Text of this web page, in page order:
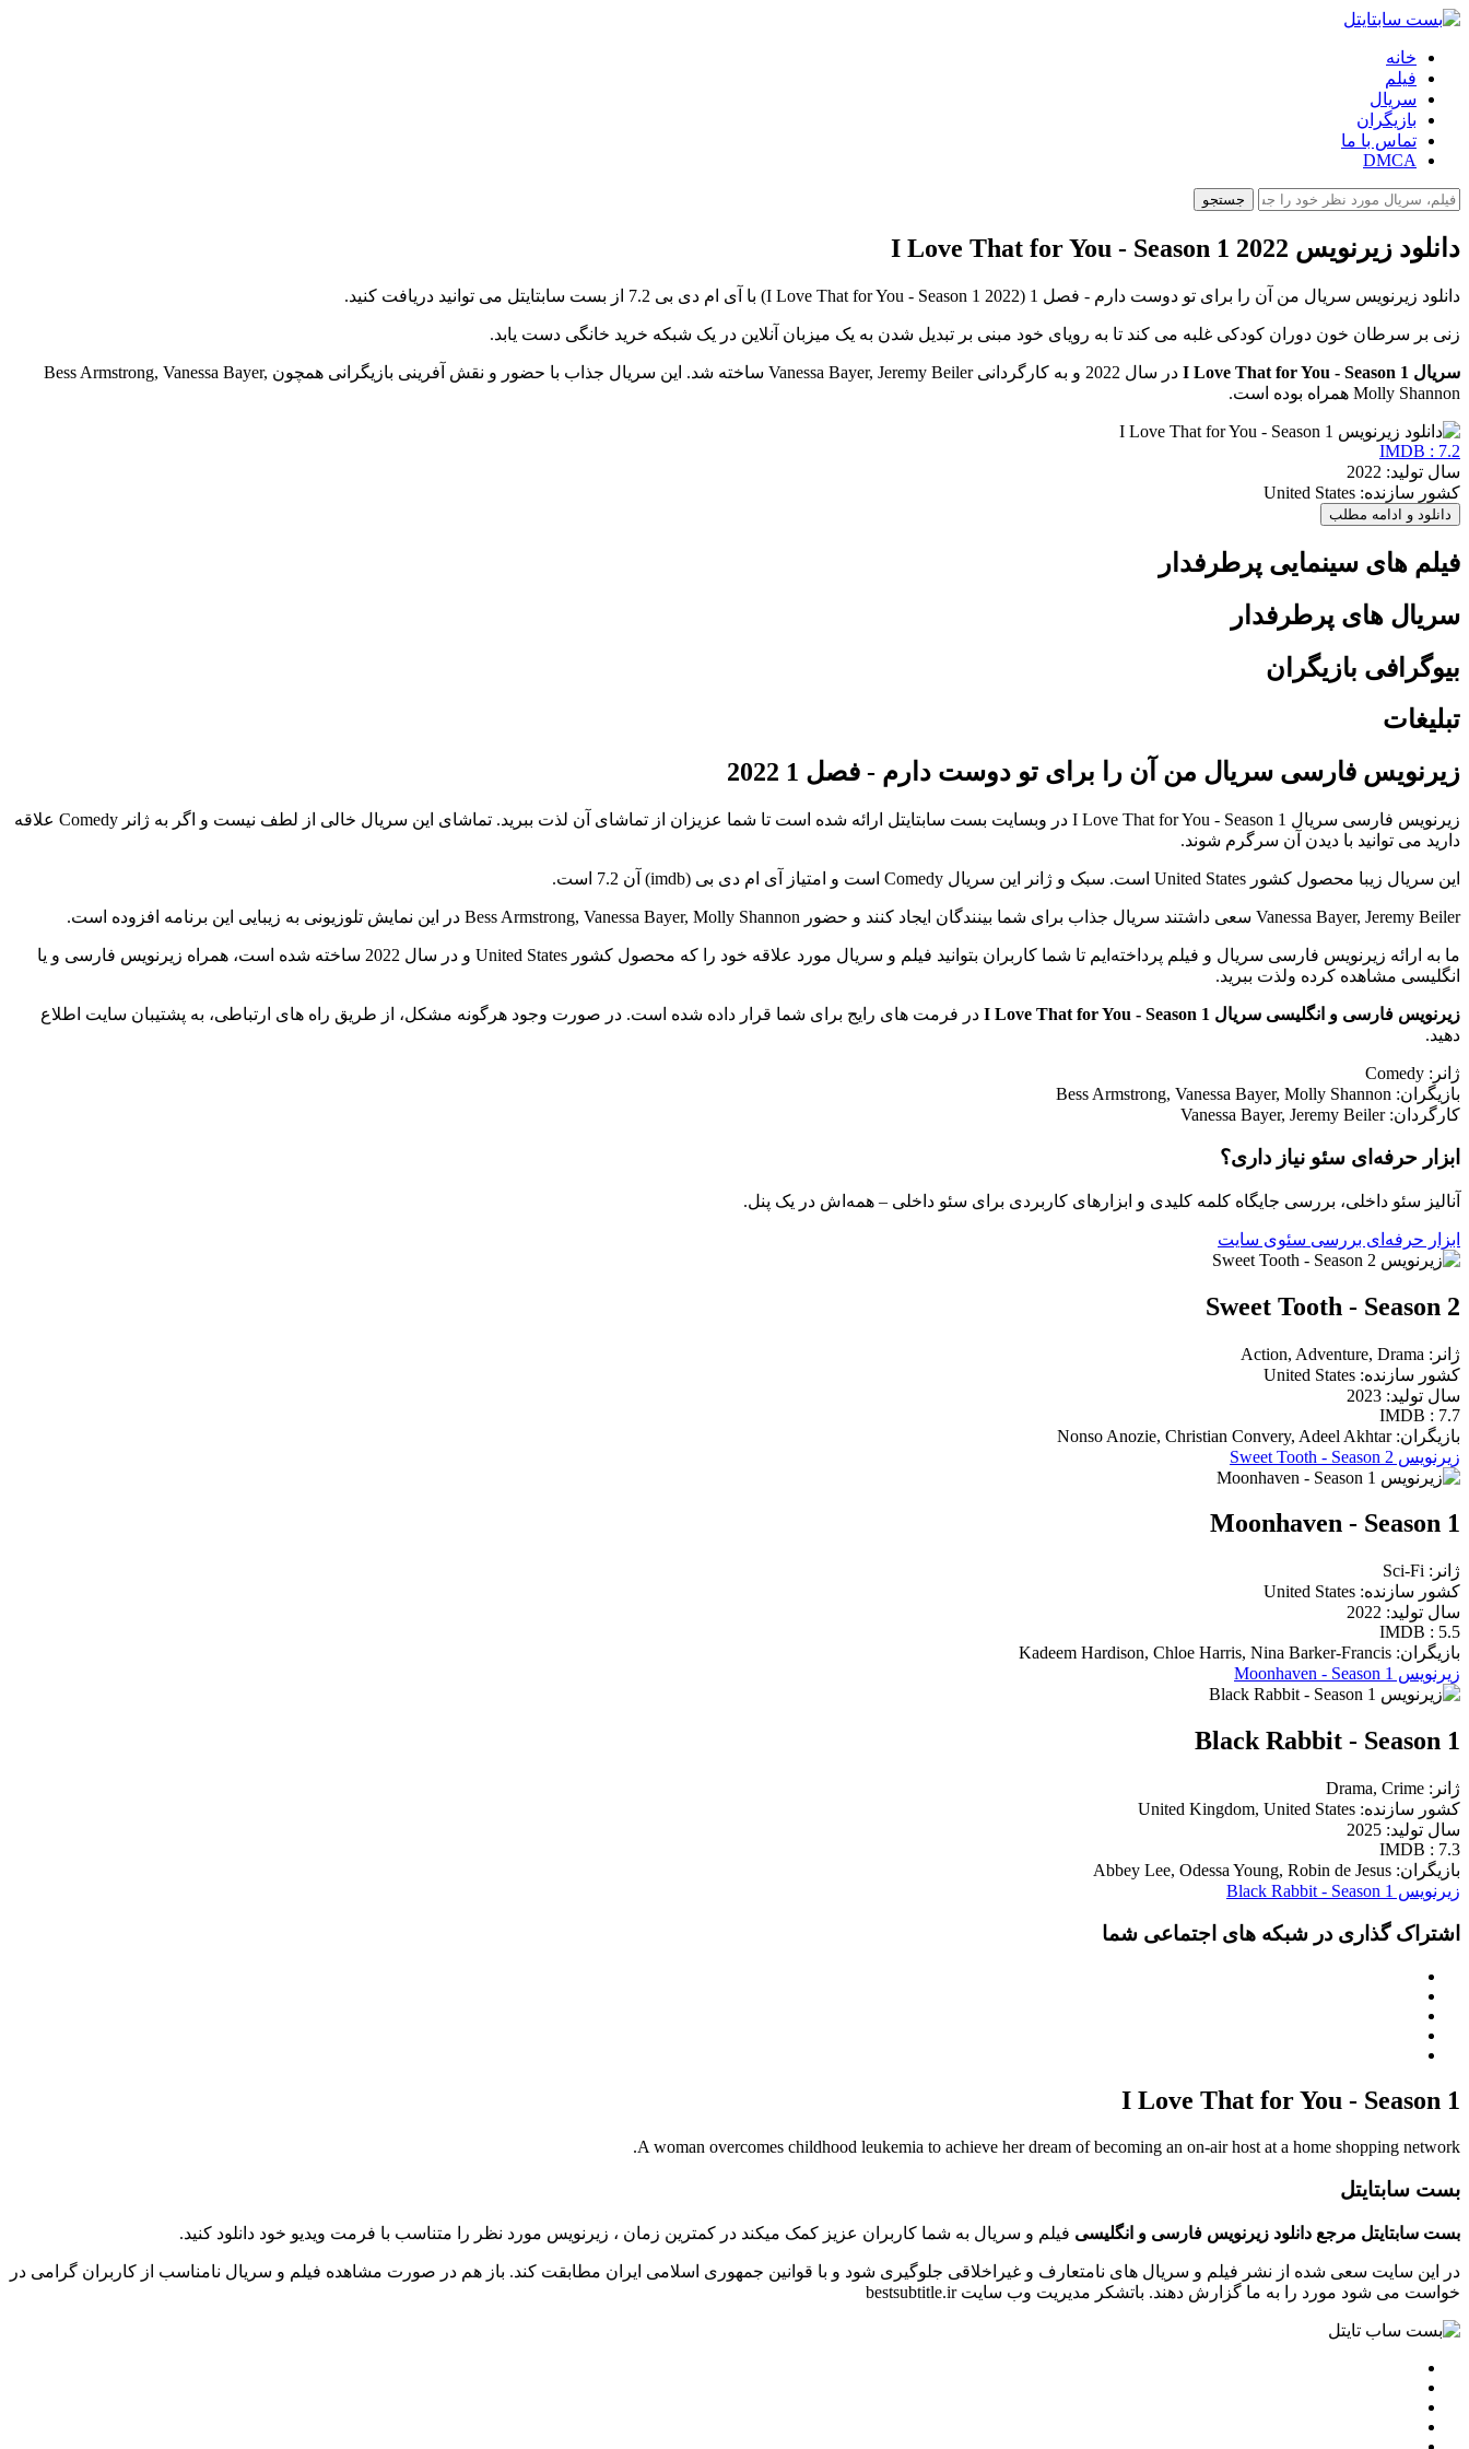
خانه
فیلم
سریال
بازیگران
تماس با ما
DMCA
جستجو
دانلود زیرنویس I Love That for You - Season 1 2022
دانلود زیرنویس سریال من آن را برای تو دوست دارم - فصل 1 (I Love That for You - Season 1 2022) با آی ام دی بی 7.2 از بست سابتایتل می توانید دریافت کنید.
زنی بر سرطان خون دوران کودکی غلبه می کند تا به رویای خود مبنی بر تبدیل شدن به یک میزبان آنلاین در یک شبکه خرید خانگی دست یابد.
سریال I Love That for You - Season 1
در سال 2022 و به کارگردانی Vanessa Bayer, Jeremy Beiler ساخته شد. این سریال جذاب با حضور و نقش آفرینی بازیگرانی همچون Bess Armstrong, Vanessa Bayer,
Molly Shannon همراه بوده است.
IMDB : 7.2
سال تولید: 2022
کشور سازنده: United States
دانلود و ادامه مطلب
فیلم های سینمایی پرطرفدار
سریال های پرطرفدار
بیوگرافی بازیگران
تبلیغات
زیرنویس فارسی سریال من آن را برای تو دوست دارم - فصل 1 2022
زیرنویس فارسی سریال I Love That for You - Season 1 در وبسایت بست سابتایتل ارائه شده است تا شما عزیزان از تماشای آن لذت ببرید. تماشای این سریال خالی از لطف نیست و اگر به ژانر Comedy علاقه
دارید می توانید با دیدن آن سرگرم شوند.
این سریال زیبا محصول کشور United States است. سبک و ژانر این سریال Comedy است و امتیاز آی ام دی بی (imdb) آن 7.2 است.
Vanessa Bayer, Jeremy Beiler سعی داشتند سریال جذاب برای شما بینندگان ایجاد کنند و حضور Bess Armstrong, Vanessa Bayer, Molly Shannon در این نمایش تلوزیونی به زیبایی این برنامه افزوده است.
ما به ارائه زیرنویس فارسی سریال و فیلم پرداخته‌ایم تا شما کاربران بتوانید فیلم و سریال مورد علاقه خود را که محصول کشور United States و در سال 2022 ساخته شده است، همراه زیرنویس فارسی و یا
انگلیسی مشاهده کرده ولذت ببرید.
زیرنویس فارسی و انگلیسی سریال I Love That for You - Season 1
در فرمت های رایج برای شما قرار داده شده است. در صورت وجود هرگونه مشکل، از طریق راه های ارتباطی، به پشتیبان سایت اطلاع
دهید.
ژانر: Comedy
بازیگران: Bess Armstrong, Vanessa Bayer, Molly Shannon
کارگردان: Vanessa Bayer, Jeremy Beiler
ابزار حرفه‌ای سئو نیاز داری؟
آنالیز سئو داخلی، بررسی جایگاه کلمه کلیدی و ابزارهای کاربردی برای سئو داخلی – همه‌اش در یک پنل.
ابزار حرفه‌ای بررسی سئوی سایت
Sweet Tooth - Season 2
ژانر: Action, Adventure, Drama
کشور سازنده: United States
سال تولید: 2023
IMDB : 7.7
بازیگران: Nonso Anozie, Christian Convery, Adeel Akhtar
زیرنویس Sweet Tooth - Season 2
Moonhaven - Season 1
ژانر: Sci-Fi
کشور سازنده: United States
سال تولید: 2022
IMDB : 5.5
بازیگران: Kadeem Hardison, Chloe Harris, Nina Barker-Francis
زیرنویس Moonhaven - Season 1
Black Rabbit - Season 1
ژانر: Drama, Crime
کشور سازنده: United Kingdom, United States
سال تولید: 2025
IMDB : 7.3
بازیگران: Abbey Lee, Odessa Young, Robin de Jesus
زیرنویس Black Rabbit - Season 1
اشتراک گذاری در شبکه های اجتماعی شما
I Love That for You - Season 1
A woman overcomes childhood leukemia to achieve her dream of becoming an on-air host at a home shopping network.
بست سابتایتل
بست سابتایتل مرجع دانلود زیرنویس فارسی و انگلیسی فیلم و سریال به شما کاربران عزیز کمک میکند در کمترین زمان ، زیرنویس مورد نظر را متناسب با فرمت ویدیو خود دانلود کنید.
در این سایت سعی شده از نشر فیلم و سریال های نامتعارف و غیراخلاقی جلوگیری شود و با قوانین جمهوری اسلامی ایران مطابقت کند. باز هم در صورت مشاهده فیلم و سریال نامناسب از کاربران گرامی در
خواست می شود مورد را به ما گزارش دهند. باتشکر مدیریت وب سایت bestsubtitle.ir